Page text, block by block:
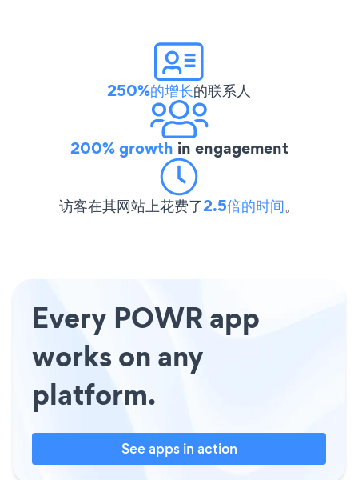
250%的增长的联系人
200% growth in engagement
访客在其网站上花费了2.5倍的时间。
Every POWR app
works on any
platform.
See apps in action